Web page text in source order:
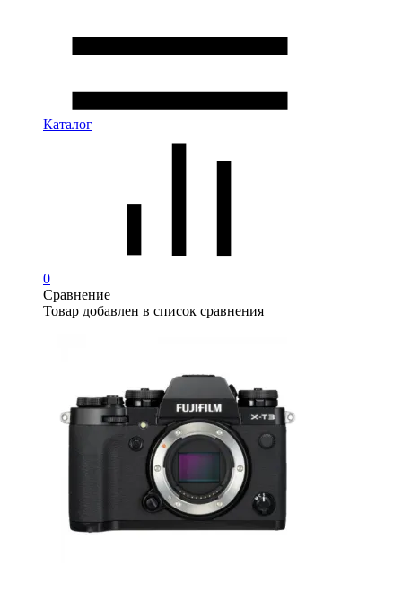
Каталог
0
Сравнение
Товар добавлен в список сравнения